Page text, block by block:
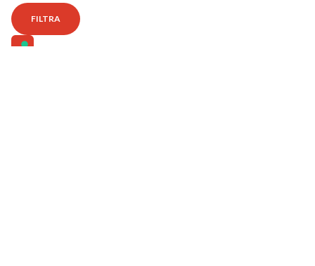
FILTRA
© 2026 Spegetti Visione Superba - Frasimo SRL - P.Iva 02435950999 - Tutti i